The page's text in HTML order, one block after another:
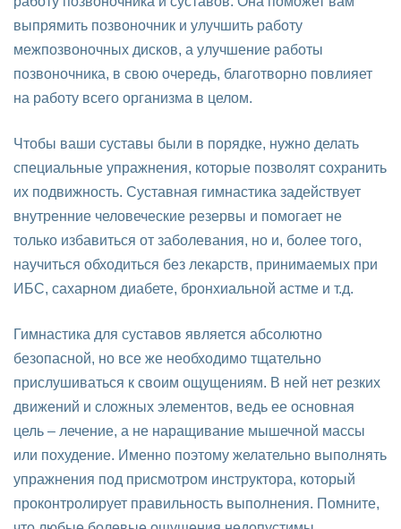
выпрямить позвоночник и улучшить работу
межпозвоночных дисков, а улучшение работы
позвоночника, в свою очередь, благотворно повлияет
на работу всего организма в целом.
Чтобы ваши суставы были в порядке, нужно делать
специальные упражнения, которые позволят сохранить
их подвижность. Суставная гимнастика задействует
внутренние человеческие резервы и помогает не
только избавиться от заболевания, но и, более того,
научиться обходиться без лекарств, принимаемых при
ИБС, сахарном диабете, бронхиальной астме и т.д.
Гимнастика для суставов является абсолютно
безопасной, но все же необходимо тщательно
прислушиваться к своим ощущениям. В ней нет резких
движений и сложных элементов, ведь ее основная
цель – лечение, а не наращивание мышечной массы
или похудение. Именно поэтому желательно выполнять
упражнения под присмотром инструктора, который
проконтролирует правильность выполнения. Помните,